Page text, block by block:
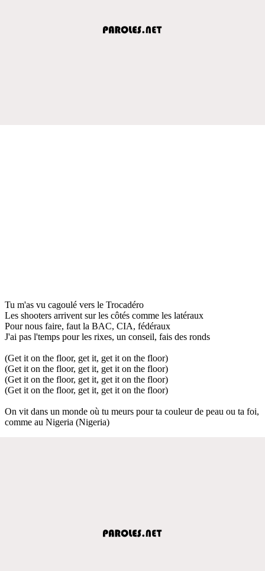
Tu m'as vu cagoulé vers le Trocadéro
Les shooters arrivent sur les côtés comme les latéraux
Pour nous faire, faut la BAC, CIA, fédéraux
J'ai pas l'temps pour les rixes, un conseil, fais des ronds
(Get it on the floor, get it, get it on the floor)
(Get it on the floor, get it, get it on the floor)
(Get it on the floor, get it, get it on the floor)
(Get it on the floor, get it, get it on the floor)
On vit dans un monde où tu meurs pour ta couleur de peau ou ta foi,
comme au Nigeria (Nigeria)